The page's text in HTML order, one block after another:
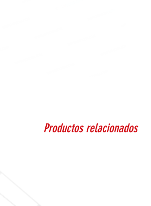
Productos relacionados